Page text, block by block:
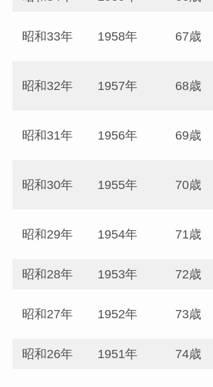
昭和33年 1958年 67歳
昭和32年 1957年 68歳
昭和31年 1956年 69歳
昭和30年 1955年 70歳
昭和29年 1954年 71歳
昭和28年 1953年 72歳
昭和27年 1952年 73歳
昭和26年 1951年 74歳